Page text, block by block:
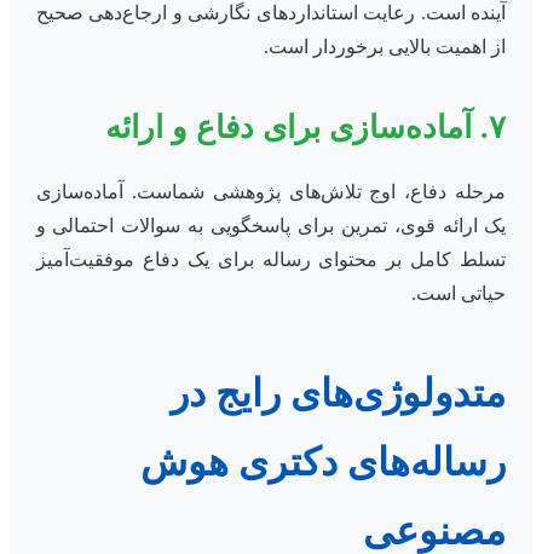
آینده است. رعایت استانداردهای نگارشی و ارجاع‌دهی صحیح
از اهمیت بالایی برخوردار است.
۷. آماده‌سازی برای دفاع و ارائه
مرحله دفاع، اوج تلاش‌های پژوهشی شماست. آماده‌سازی
یک ارائه قوی، تمرین برای پاسخگویی به سوالات احتمالی و
تسلط کامل بر محتوای رساله برای یک دفاع موفقیت‌آمیز
حیاتی است.
متدولوژی‌های رایج در
رساله‌های دکتری هوش
مصنوعی